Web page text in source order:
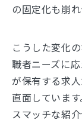
の固定化も崩れ
こうした変化
職者ニーズに
が保有する求
直面していま
スマッチな紹